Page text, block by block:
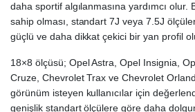
daha sportif algılanmasına yardımcı
sahip olması, standart 7J veya 7.5J
güçlü ve daha dikkat çekici bir yan profil
18×8 ölçüsü; Opel Astra, Opel Insignia,
Cruze, Chevrolet Trax ve Chevrolet
görünüm isteyen kullanıcılar için
genişlik standart ölçülere göre daha